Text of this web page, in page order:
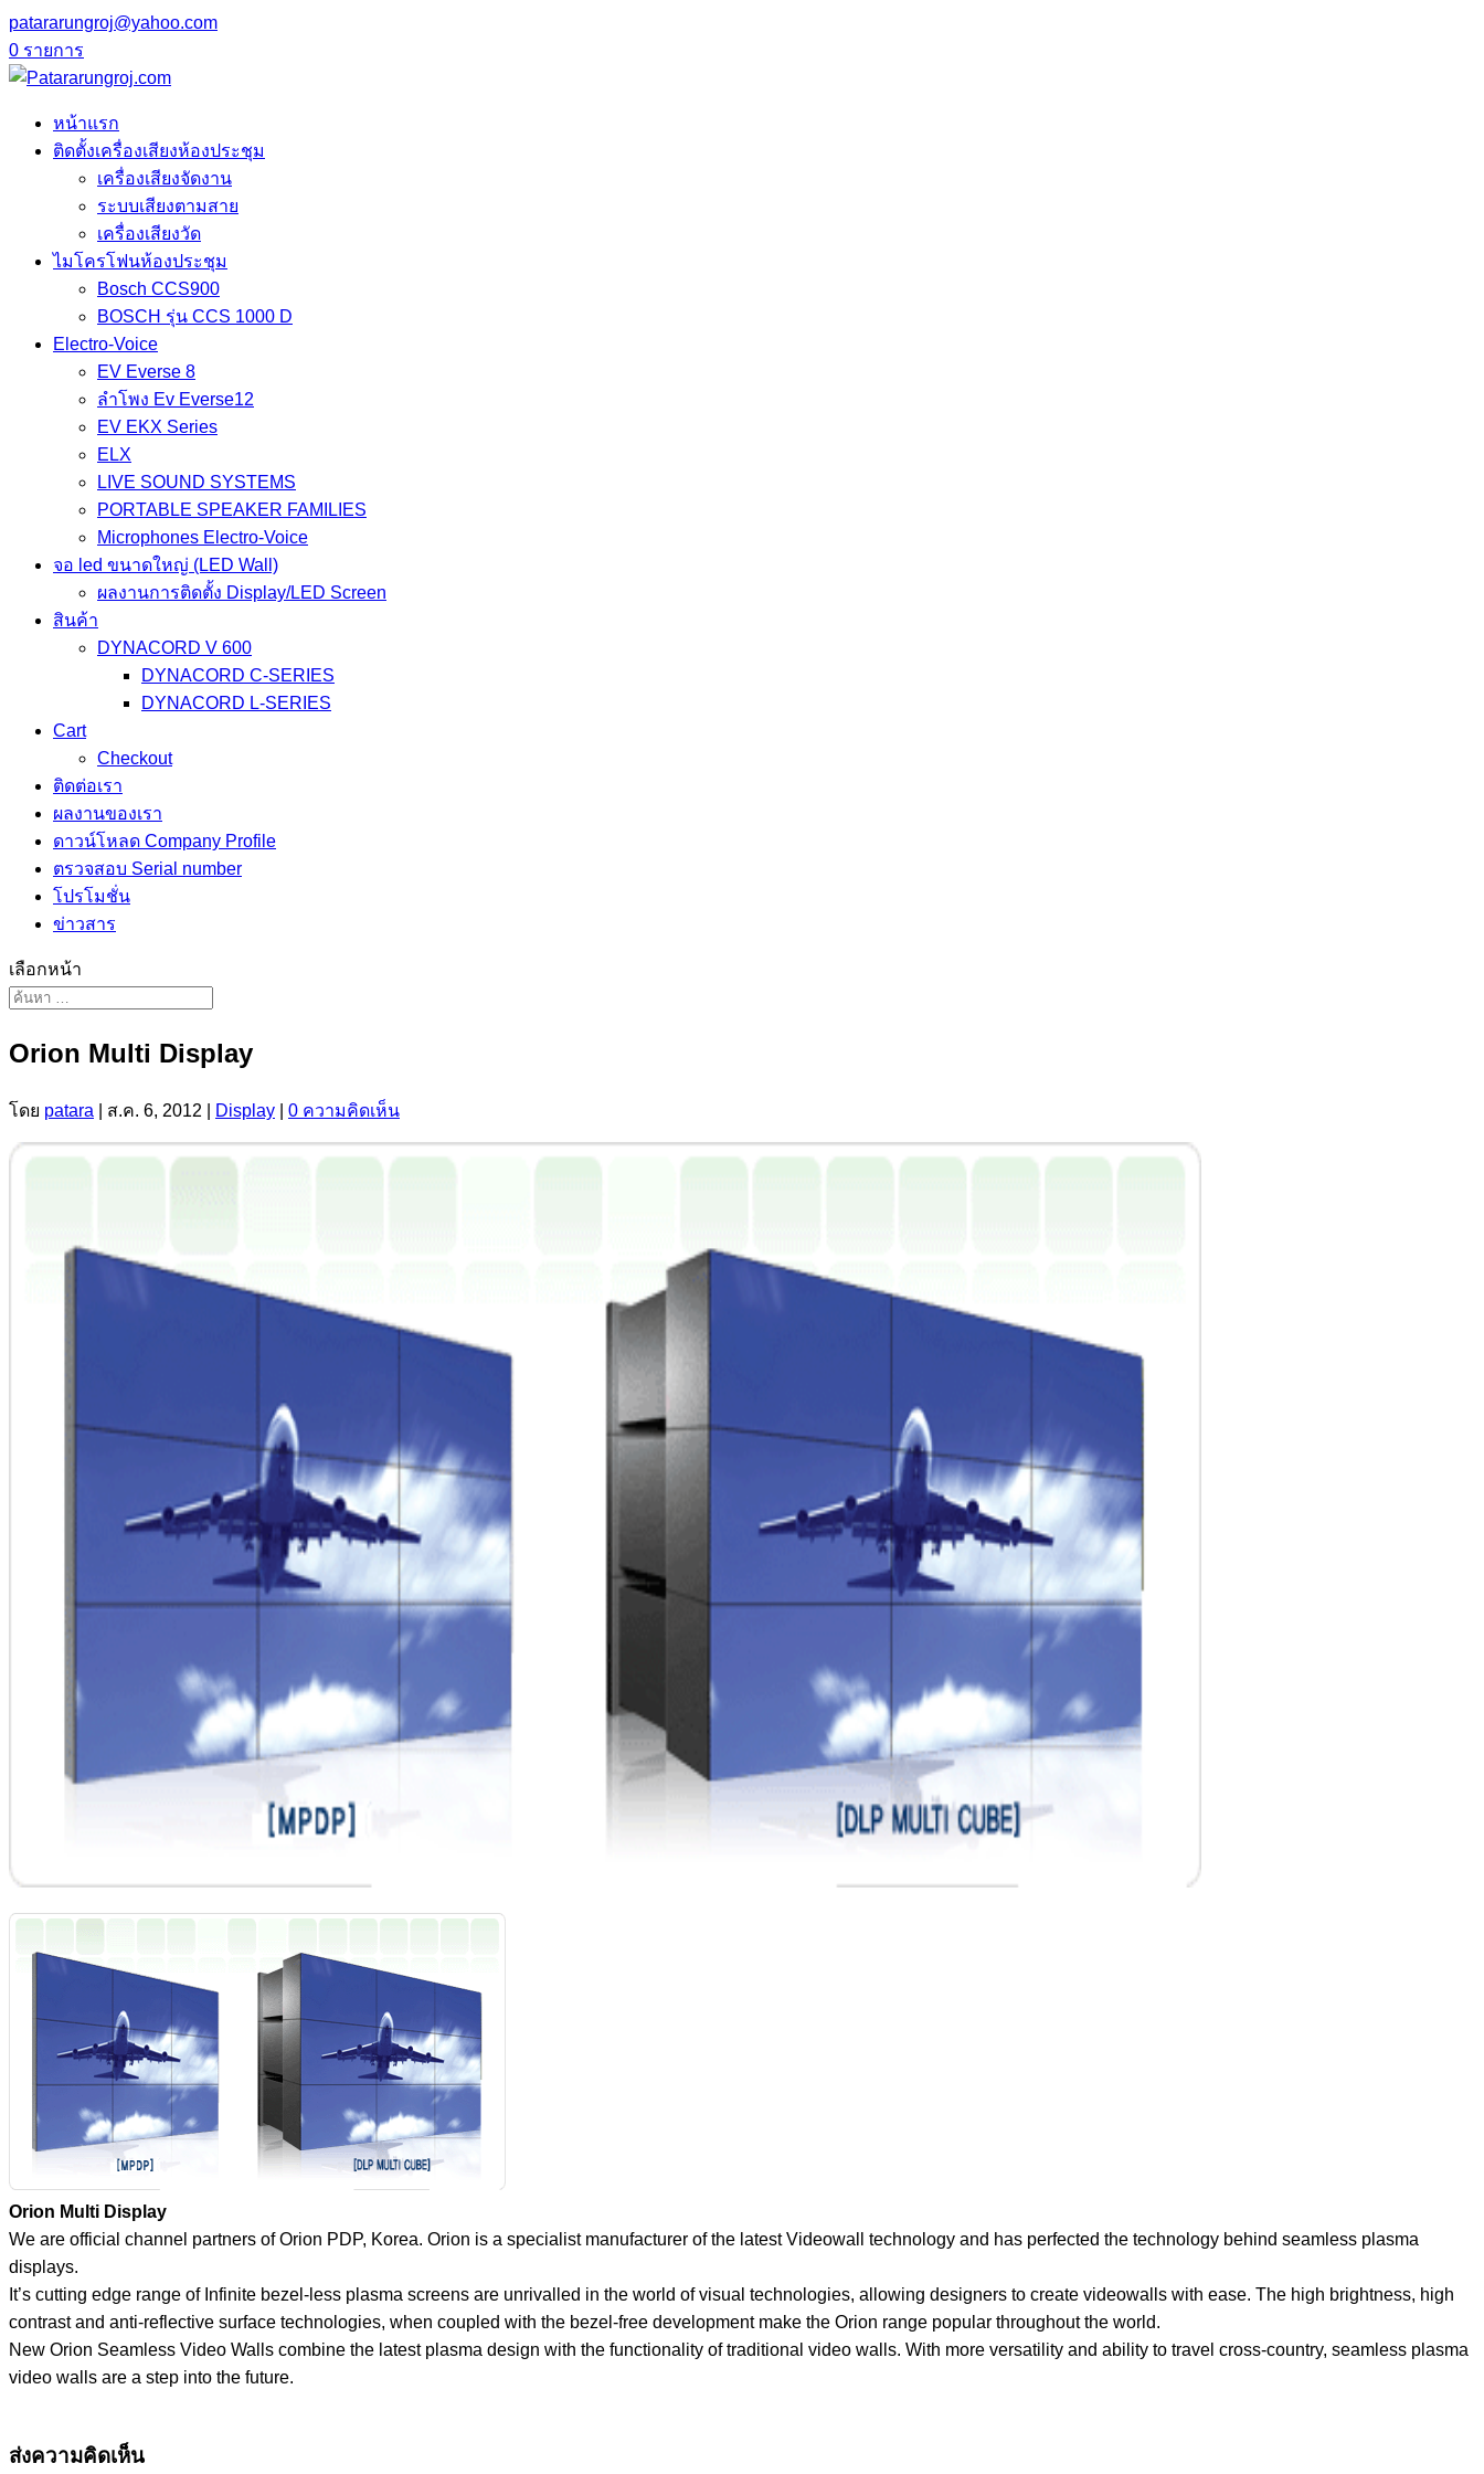
patararungroj@yahoo.com
0 รายการ
หน้าแรก
ติดตั้งเครื่องเสียงห้องประชุม
เครื่องเสียงจัดงาน
ระบบเสียงตามสาย
เครื่องเสียงวัด
ไมโครโฟนห้องประชุม
Bosch CCS900
BOSCH รุ่น CCS 1000 D
Electro-Voice
EV Everse 8
ลำโพง Ev Everse12
EV EKX Series
ELX
LIVE SOUND SYSTEMS
PORTABLE SPEAKER FAMILIES
Microphones Electro-Voice
จอ led ขนาดใหญ่ (LED Wall)
ผลงานการติดตั้ง Display/LED Screen
สินค้า
DYNACORD V 600
DYNACORD C-SERIES
DYNACORD L-SERIES
Cart
Checkout
ติดต่อเรา
ผลงานของเรา
ดาวน์โหลด Company Profile
ตรวจสอบ Serial number
โปรโมชั่น
ข่าวสาร
เลือกหน้า
Orion Multi Display
โดย patara ส.ค. 6, 2012 Display 0 ความคิดเห็น
Orion Multi Display
We are official channel partners of Orion PDP, Korea. Orion is a specialist manufacturer of the latest Videowall technology and has perfected the technology behind seamless plasma
displays.
It’s cutting edge range of Infinite bezel-less plasma screens are unrivalled in the world of visual technologies, allowing designers to create videowalls with ease. The high brightness, high
contrast and anti-reflective surface technologies, when coupled with the bezel-free development make the Orion range popular throughout the world.
New Orion Seamless Video Walls combine the latest plasma design with the functionality of traditional video walls. With more versatility and ability to travel cross-country, seamless plasma
video walls are a step into the future.
ส่งความคิดเห็น